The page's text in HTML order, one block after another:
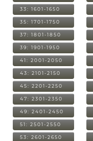
33: 1601-1650
35: 1701-1750
37: 1801-1850
39: 1901-1950
41: 2001-2050
43: 2101-2150
45: 2201-2250
47: 2301-2350
49: 2401-2450
51: 2501-2550
53: 2601-2650